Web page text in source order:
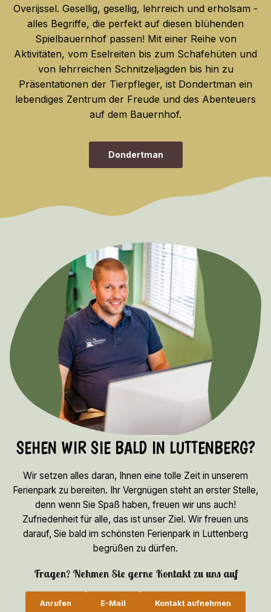
Overijssel. Gesellig, gesellig, lehrreich und erholsam -
alles Begriffe, die perfekt auf diesen blühenden
Spielbauernhof passen! Mit einer Reihe von
Aktivitäten, vom Eselreiten bis zum Schafehüten und
von lehrreichen Schnitzeljagden bis hin zu
Präsentationen der Tierpfleger, ist Dondertman ein
lebendiges Zentrum der Freude und des Abenteuers
auf dem Bauernhof.
Dondertman
SEHEN WIR SIE BALD IN LUTTENBERG?
Wir setzen alles daran, Ihnen eine tolle Zeit in unserem
Ferienpark zu bereiten. Ihr Vergnügen steht an erster Stelle,
denn wenn Sie Spaß haben, freuen wir uns auch!
Zufriedenheit für alle, das ist unser Ziel. Wir freuen uns
darauf, Sie bald im schönsten Ferienpark in Luttenberg
begrüßen zu dürfen.
Fragen? Nehmen Sie gerne Kontakt zu uns auf
Anrufen E-Mail Kontakt aufnehmen